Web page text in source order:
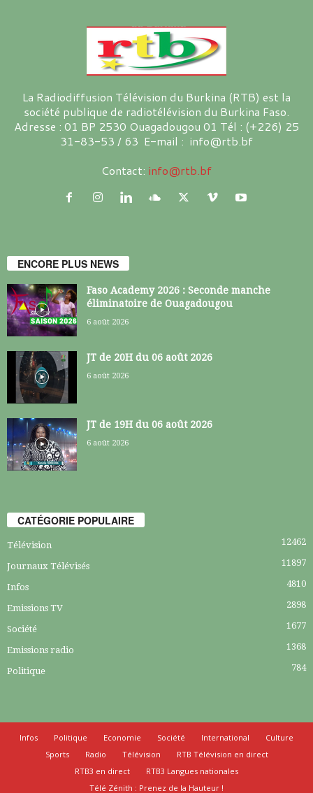
La Radiodiffusion Télévision du Burkina (RTB) est la
société publique de radiotélévision du Burkina Faso.
Adresse : 01 BP 2530 Ouagadougou 01 Tél : (+226) 25
31-83-53 / 63 E-mail : info@rtb.bf
Contact: info@rtb.bf
ENCORE PLUS NEWS
Faso Academy 2026 : Seconde manche
éliminatoire de Ouagadougou
6 août 2026
JT de 20H du 06 août 2026
6 août 2026
JT de 19H du 06 août 2026
6 août 2026
CATÉGORIE POPULAIRE
Télévision 12462
Journaux Télévisés 11897
Infos 4810
Emissions TV 2898
Société 1677
Emissions radio 1368
Politique 784
Infos Politique Economie Société International
Culture
Sports
Radio Télévision
RTB Télévision en direct
RTB3 en direct
RTB3 Langues nationales
Télé Zénith : Prenez de la Hauteur !